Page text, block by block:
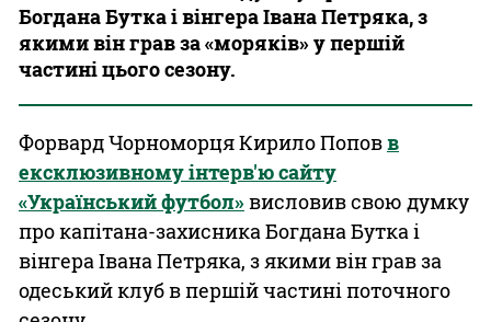
Богдана Бутка і вінгера Івана Петряка, з
якими він грав за «моряків» у першій
частині цього сезону.
Форвард Чорноморця Кирило Поповв
ексклюзивному інтерв'ю сайту
«Український футбол»висловив свою думку
про капітана-захисника Богдана Бутка і
вінгера Івана Петряка, з якими він грав за
одеський клуб в першій частині поточного